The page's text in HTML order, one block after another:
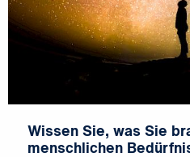
Wissen Sie, was Sie
menschlichen